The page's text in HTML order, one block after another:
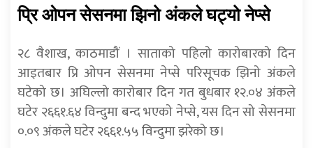
प्रि ओपन सेसनमा झिनो अंकले घट्यो नेप्से
२८ वैशाख, काठमाडौं । साताको पहिलो कारोबारको दिन
आइतबार प्रि ओपन सेसनमा नेप्से परिसूचक झिनो अंकले
घटेको छ। अघिल्लो कारोबार दिन गत बुधबार १२.०४ अंकले
घटेर २६६१.६४ विन्दुमा बन्द भएको नेप्से, यस दिन सो सेसनमा
०.०९ अंकले घटेर २६६१.५५ विन्दुमा झरेको छ।